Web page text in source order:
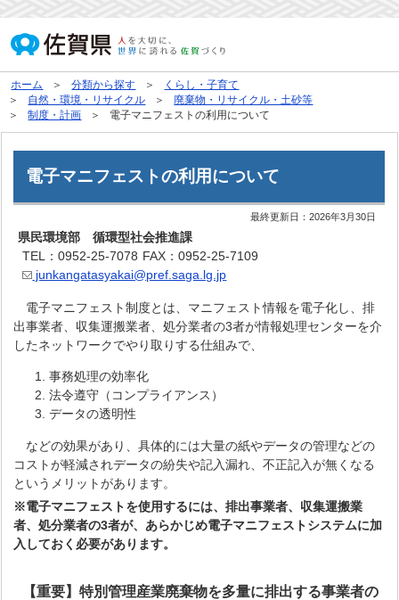
ホーム 分類から探す
くらし・子育て
自然・環境・リサイクル
廃棄物・リサイクル・土砂等
制度・計画
電子マニフェストの利用について
電子マニフェストの利用について
最終更新日：2026年3月30日
県民環境部 循環型社会推進課
TEL：0952-25-7078 FAX：0952-25-7109
junkangatasyakai@pref.saga.lg.jp
電子マニフェスト制度とは、マニフェスト情報を電子化し、排
出事業者、収集運搬業者、処分業者の3者が情報処理センターを介
したネットワークでやり取りする仕組みで、
事務処理の効率化
法令遵守（コンプライアンス）
データの透明性
などの効果があり、具体的には大量の紙やデータの管理などの
コストが軽減されデータの紛失や記入漏れ、不正記入が無くなる
というメリットがあります。
※電子マニフェストを使用するには、排出事業者、収集運搬業
者、処分業者の3者が、あらかじめ電子マニフェストシステムに加
入しておく必要があります。
【重要】特別管理産業廃棄物を多量に排出する事業者の